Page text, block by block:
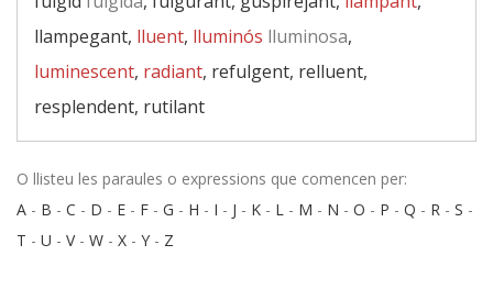
llampegant, lluent, lluminós lluminosa,
luminescent, radiant, refulgent, relluent,
resplendent, rutilant
O llisteu les paraules o expressions que comencen per:
A - B - C - D - E - F - G - H - I - J - K - L - M - N - O - P - Q - R - S -
T - U - V- W - X - Y - Z